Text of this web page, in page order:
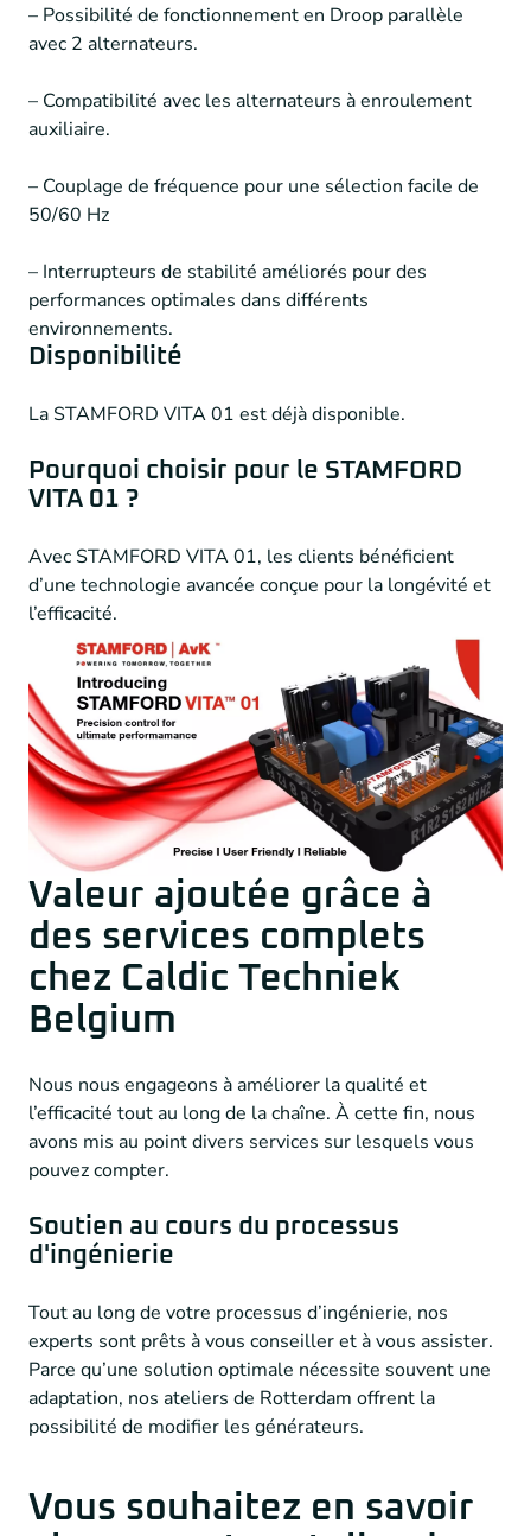
– Possibilité de fonctionnement en Droop parallèle
avec 2 alternateurs.
– Compatibilité avec les alternateurs à enroulement
auxiliaire.
– Couplage de fréquence pour une sélection facile de
50/60 Hz
– Interrupteurs de stabilité améliorés pour des
performances optimales dans différents
environnements.
Disponibilité
La STAMFORD VITA 01 est déjà disponible.
Pourquoi choisir pour le STAMFORD
VITA 01 ?
Avec STAMFORD VITA 01, les clients bénéficient
d’une technologie avancée conçue pour la longévité et
l’efficacité.
Valeur ajoutée grâce à
des services complets
chez Caldic Techniek
Belgium
Nous nous engageons à améliorer la qualité et
l’efficacité tout au long de la chaîne. À cette fin, nous
avons mis au point divers services sur lesquels vous
pouvez compter.
Soutien au cours du processus
d'ingénierie
Tout au long de votre processus d’ingénierie, nos
experts sont prêts à vous conseiller et à vous assister.
Parce qu’une solution optimale nécessite souvent une
adaptation, nos ateliers de Rotterdam offrent la
possibilité de modifier les générateurs.
Vous souhaitez en savoir